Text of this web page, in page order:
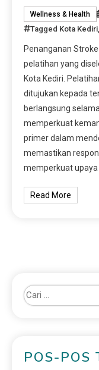
Wellness & Health
Tagged Kota Kediri
Penanganan
pelatihan yang
Kota Kediri.
ditujukan kepada
berlangsung
memperkuat
primer dalam
memastikan
memperkuat upaya
Read More
POS-POS